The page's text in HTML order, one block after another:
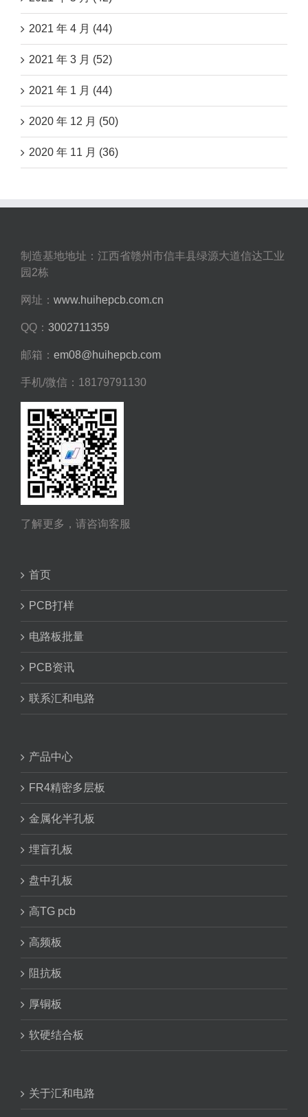
2021 年 4 月 (44)
2021 年 3 月 (52)
2021 年 1 月 (44)
2020 年 12 月 (50)
2020 年 11 月 (36)
制造基地地址：江西省赣州市信丰县绿源大道信达工业
园2栋
网址： www.huihepcb.com.cn
QQ： 3002711359
邮箱： em08@huihepcb.com
手机/微信：18179791130
了解更多，请咨询客服
首页
PCB打样
电路板批量
PCB资讯
联系汇和电路
产品中心
FR4精密多层板
金属化半孔板
埋盲孔板
盘中孔板
高TG pcb
高频板
阻抗板
厚铜板
软硬结合板
关于汇和电路